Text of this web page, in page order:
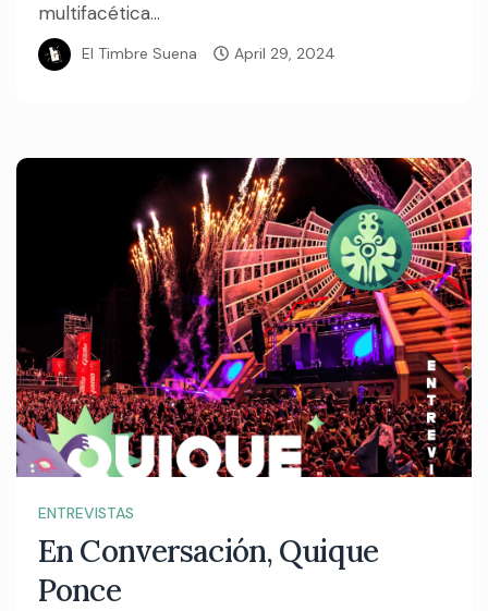
multifacética...
El Timbre Suena April 29, 2024
ENTREVISTAS
En Conversación, Quique
Ponce